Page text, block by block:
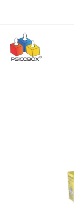
conteúdo